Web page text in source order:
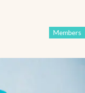
Members